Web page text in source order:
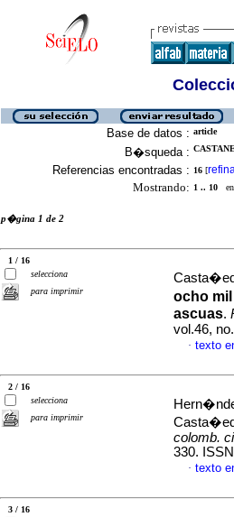
Base de datos : article
B�squeda :
Referencias encontradas : 16 [
Mostrando: 1 .. 10 en
p�gina 1 de 2
1 / 16
selecciona
para imprimir
ocho
ascuas.
vol.46,
· texto
2 / 16
selecciona
para imprimir
colomb.
330.
· texto
3 / 16